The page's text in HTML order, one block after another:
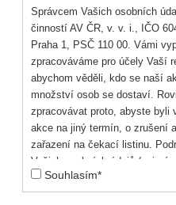
Správcem Vašich osobních
činností AV ČR, v. v. i., IČO
Praha 1, PSČ 110 00. Vámi
zpracováváme pro účely Vaší
abychom věděli, kdo se naší
množství osob se dostaví.
zpracovávat proto, abyste byli
akce na jiný termín, o zrušení
zařazení na čekací listinu.
Vašich osobních údajů
zpracování Vašich osobních
Vašich práv)naleznete zde.
Souhlasím*